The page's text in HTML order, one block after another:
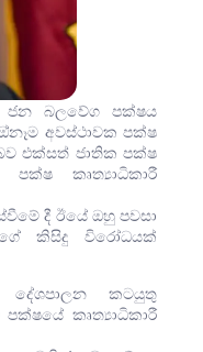
බලවේග පක්ෂය
අවස්ථාවක පක්ෂ
එක්සත් ජාතික පක්ෂ
කෘත්‍යාධිකාරී
දී ඊයේ ඔහු පවසා
කිසිදු විරෝධයක්
කටයුතු
කෘත්‍යාධිකාරී